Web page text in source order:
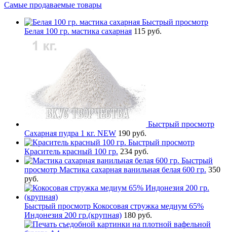
Самые продаваемые товары
Быстрый просмотр
Белая 100 гр. мастика сахарная 115 руб.
Быстрый просмотр
Сахарная пудра 1 кг. NEW 190 руб.
Быстрый просмотр
Краситель красный 100 гр. 234 руб.
Быстрый
просмотр Мастика сахарная ванильная белая 600 гр. 350
руб.
Быстрый просмотр Кокосовая стружка медиум 65%
Индонезия 200 гр.(крупная) 180 руб.